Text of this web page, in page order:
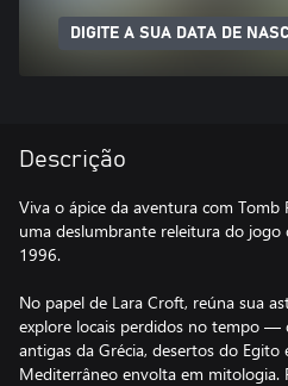
DIGITE A SUA DATA DE
Descrição
Viva o ápice da aventura com Tomb
uma deslumbrante releitura do
1996.
No papel de Lara Croft, reúna sua
explore locais perdidos no tempo —
antigas da Grécia, desertos do
Mediterrâneo envolta em mitologia.